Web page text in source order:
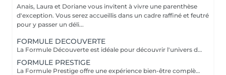
Anais, Laura et Doriane vous invitent à vivre une parenthèse
d'exception. Vous serez accueillis dans un cadre raffiné et feutré
pour y passer un déli...
FORMULE DECOUVERTE
La Formule Découverte est idéale pour découvrir l'univers du Head Spa et s'offrir un véritable moment de détente. Ce soin associe massage crânien par acupression, diffusion d'eau sous arche et ambiance sensorielle apaisante pour libérer les tensions et favoriser le lâcher-prise. Le cuir chevelu est revitalisé, l'esprit apaisé et les cheveux retrouvent douceur et légèreté. Le séchage des cheveux est inclus à la fin de la prestation. Parfaite pour une première expérience relaxante.
FORMULE PRESTIGE
La Formule Prestige offre une expérience bien-être complète, alliant soin du cuir chevelu, détente capillaire et soin du visage. Grâce à des techniques manuelles ciblées et à une atmosphère enveloppante, cette formule procure une relaxation profonde tout en sublimant la peau et les cheveux. Elle permet de relâcher les tensions, d'améliorer la circulation et de retrouver une sensation d'équilibre et d'harmonie. Le séchage des cheveux est inclus. Idéale pour s'accorder un moment de bien-être global.